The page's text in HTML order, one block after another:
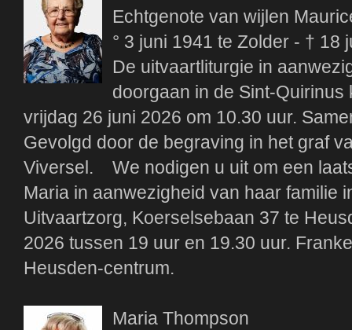
Echtgenote van wijlen
° 3 juni 1941 te Zolder - †
De uitvaartliturgie in
doorgaan in de Sint-
vrijdag 26 juni 2026 om 10.30 uur.
Gevolgd door de begraving in het graf
Viversel. We nodigen u uit om een
Maria in aanwezigheid van haar familie
Uitvaartzorg, Koerselsebaan 37 te
2026 tussen 19 uur en 19.30 uur.
Heusden-centrum.
Maria Thompson